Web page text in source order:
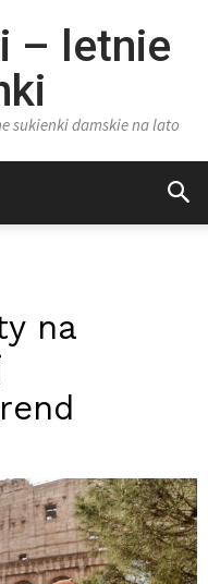
– letnie
sukienki damskie na lato
na